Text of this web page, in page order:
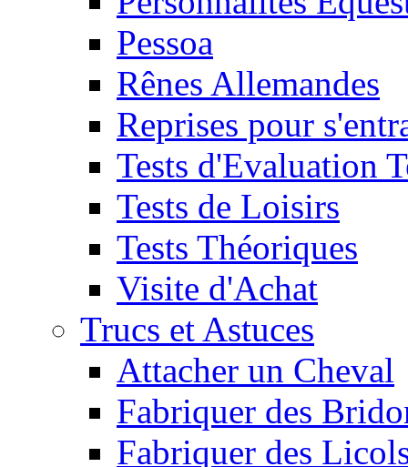
Pessoa
Rênes Allemandes
Reprises pour
Tests d'Evaluation
Tests de Loisirs
Tests Théoriques
Visite d'Achat
Trucs et Astuces
Attacher un Cheval
Fabriquer des
Fabriquer des